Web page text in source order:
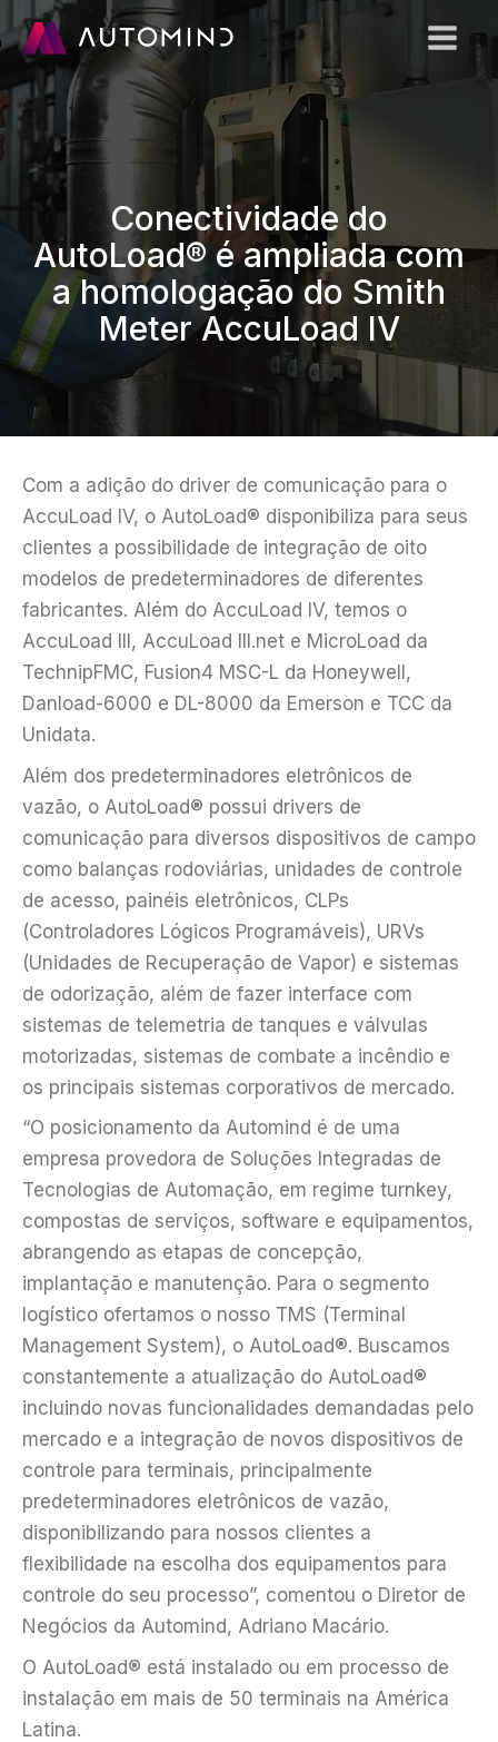
Conectividade do
AutoLoad® é ampliada com
a homologação do Smith
Meter AccuLoad IV
Com a adição do driver de comunicação para o
AccuLoad IV, o AutoLoad® disponibiliza para seus
clientes a possibilidade de integração de oito
modelos de predeterminadores de diferentes
fabricantes. Além do AccuLoad IV, temos o
AccuLoad III, AccuLoad III.net e MicroLoad da
TechnipFMC, Fusion4 MSC-L da Honeywell,
Danload-6000 e DL-8000 da Emerson e TCC da
Unidata.
Além dos predeterminadores eletrônicos de
vazão, o AutoLoad® possui drivers de
comunicação para diversos dispositivos de campo
como balanças rodoviárias, unidades de controle
de acesso, painéis eletrônicos, CLPs
(Controladores Lógicos Programáveis), URVs
(Unidades de Recuperação de Vapor) e sistemas
de odorização, além de fazer interface com
sistemas de telemetria de tanques e válvulas
motorizadas, sistemas de combate a incêndio e
os principais sistemas corporativos de mercado.
“O posicionamento da Automind é de uma
empresa provedora de Soluções Integradas de
Tecnologias de Automação, em regime turnkey,
compostas de serviços, software e equipamentos,
abrangendo as etapas de concepção,
implantação e manutenção. Para o segmento
logístico ofertamos o nosso TMS (Terminal
Management System), o AutoLoad®. Buscamos
constantemente a atualização do AutoLoad®
incluindo novas funcionalidades demandadas pelo
mercado e a integração de novos dispositivos de
controle para terminais, principalmente
predeterminadores eletrônicos de vazão,
disponibilizando para nossos clientes a
flexibilidade na escolha dos equipamentos para
controle do seu processo”, comentou o Diretor de
Negócios da Automind, Adriano Macário.
O AutoLoad® está instalado ou em processo de
instalação em mais de 50 terminais na América
Latina.